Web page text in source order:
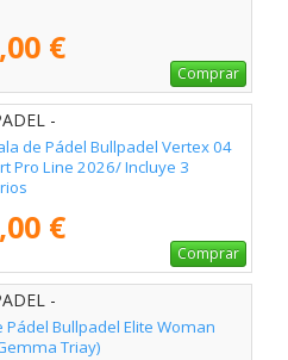
€
Comprar
-
de Pádel Bullpadel Vertex 04
Pro Line 2026/ Incluye 3
€
Comprar
-
Pádel Bullpadel Elite Woman
Triay)